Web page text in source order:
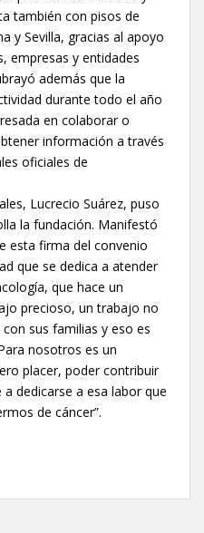
también con pisos de
y Sevilla, gracias al apoyo
empresas y entidades
además que la
durante todo el año
en colaborar o
información a través
oficiales de
Lucrecio Suárez, puso
la fundación. Manifestó
esta firma del convenio
que se dedica a atender
que hace un
precioso, un trabajo no
sus familias y eso es
nosotros es un
placer, poder contribuir
dedicarse a esa labor que
de cáncer”.